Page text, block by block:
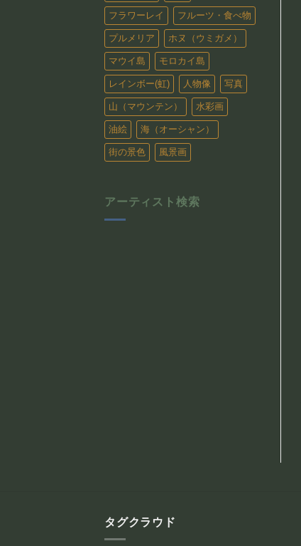
フラワーレイ フルーツ・食べ物
プルメリア ホヌ（ウミガメ）
マウイ島 モロカイ島
レインボー(虹) 人物像 写真
山（マウンテン） 水彩画
油絵 海（オーシャン）
街の景色 風景画
アーティスト検索
タグクラウド